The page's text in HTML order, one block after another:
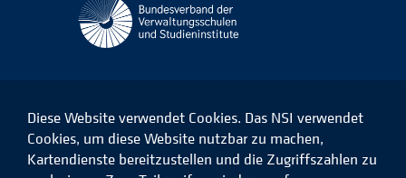
Das
Das
Das
Das
Diese Website verwendet Cookies. Das NSI verwendet
Cookies, um diese Website nutzbar zu machen,
Kartendienste bereitzustellen und die Zugriffszahlen zu